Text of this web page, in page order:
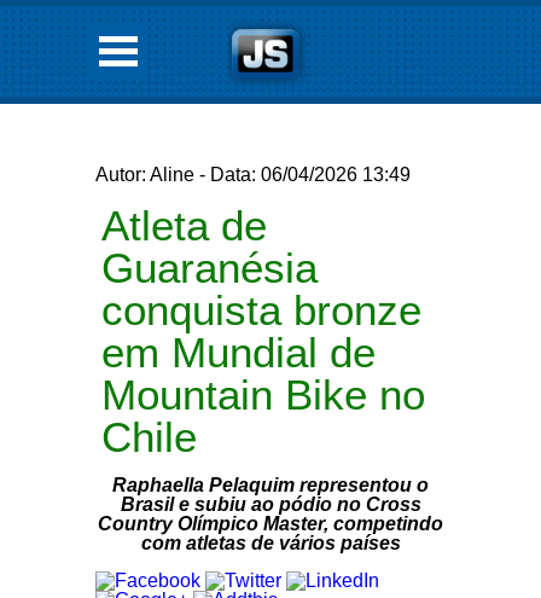
Autor: Aline - Data: 06/04/2026 13:49
Atleta de
Guaranésia
conquista bronze
em Mundial de
Mountain Bike no
Chile
Raphaella Pelaquim representou o
Brasil e subiu ao pódio no Cross
Country Olímpico Master, competindo
com atletas de vários países